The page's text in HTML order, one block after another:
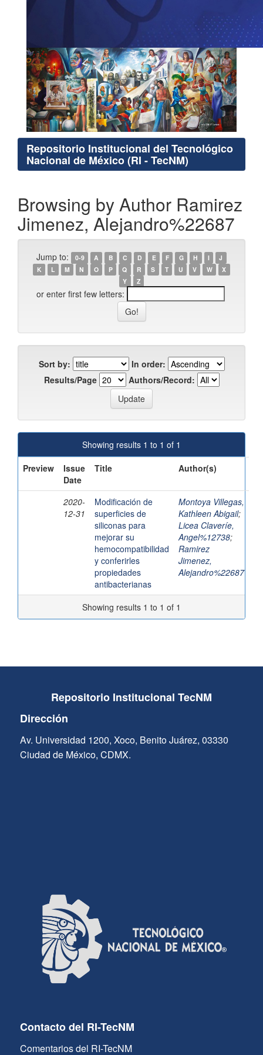
Repositorio Institucional del Tecnológico
Nacional de México (RI - TecNM)
Browsing by Author Ramirez
Jimenez, Alejandro%22687
Jump to: 0-9 A B C D E F G H I
J
K
L M N O P Q R S T U V W
X
Y
Z
or enter first few letters:
Sort by:
In order:
Results/Page
Authors/Record:
Showing results 1 to 1 of 1
Preview
Issue
Date
Title Author(s)
2020-
12-31
Modificación de
superficies de
siliconas para
mejorar su
hemocompatibilidad
y conferirles
propiedades
antibacterianas
Montoya Villegas,
Kathleen Abigail;
Licea Claveríe,
Angel%12738;
Ramirez
Jimenez,
Alejandro%22687
Showing results 1 to 1 of 1
Repositorio Institucional TecNM
Dirección
Av. Universidad 1200, Xoco, Benito Juárez, 03330
Ciudad de México, CDMX.
Contacto del RI-TecNM
Comentarios del RI-TecNM